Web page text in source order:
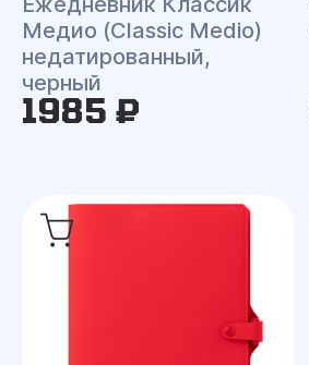
Медио (Classic Medio)
недатированный,
черный
1985 ₽